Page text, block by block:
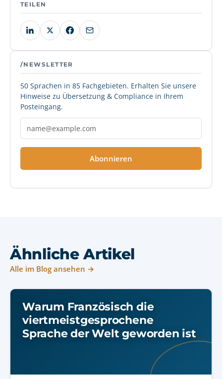
TEILEN
/NEWSLETTER
50 Sprachen in 85 Fachgebieten. Erhalten Sie unsere
Hinweise zu Übersetzung & Compliance in Ihrem
Posteingang.
Abonnieren
Ähnliche Artikel
Alle im Blog ansehen →
Warum Französisch die
viertmeistgesprochene
Sprache der Welt geworden ist